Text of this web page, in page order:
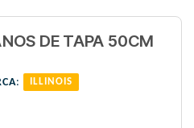
DE TAPA 50CM
: ILLINOIS